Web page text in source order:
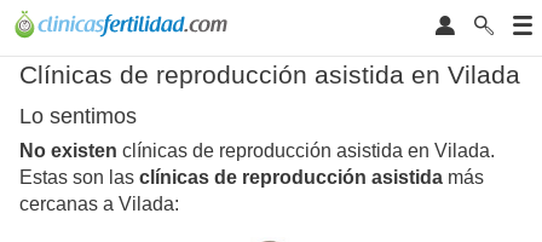
Clínicas de reproducción asistida en Vilada
Lo sentimos
No existen clínicas de reproducción asistida en Vilada.
Estas son las clínicas de reproducción asistida más
cercanas a Vilada: